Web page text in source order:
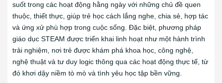
suốt trong các hoạt động hằng ngày với những chủ đề quen
thuộc, thiết thực, giúp trẻ học cách lắng nghe, chia sẻ, hợp tác
và ứng xử phù hợp trong cuộc sống. Đặc biệt, phương pháp
giáo dục STEAM được triển khai linh hoạt như một hành trình
trải nghiệm, nơi trẻ được khám phá khoa học, công nghệ,
nghệ thuật và tư duy logic thông qua các hoạt động thực tế, từ
đó khơi dậy niềm tò mò và tình yêu học tập bền vững.